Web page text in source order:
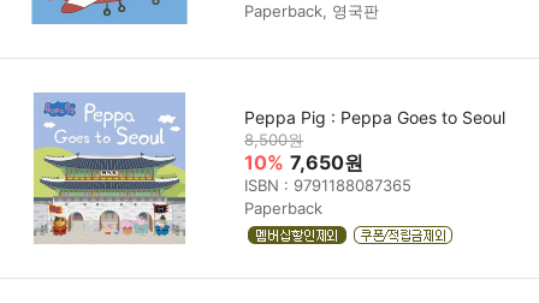
Paperback, 영국판
Peppa Pig : Peppa Goes to Seoul
8,500원
10% 7,650원
ISBN : 9791188087365
Paperback